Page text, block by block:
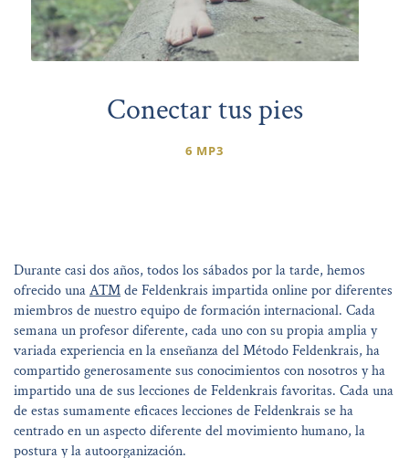
Conectar tus pies
6 MP3
Durante casi dos años, todos los sábados por la tarde, hemos
ofrecido unaATMde Feldenkrais impartida online por diferentes
miembros de nuestro equipo de formación internacional. Cada
semana un profesor diferente, cada uno con su propia amplia y
variada experiencia en la enseñanza del Método Feldenkrais, ha
compartido generosamente sus conocimientos con nosotros y ha
impartido una de sus lecciones de Feldenkrais favoritas. Cada una
de estas sumamente eficaces lecciones de Feldenkrais se ha
centrado en un aspecto diferente del movimiento humano, la
postura y la autoorganización.